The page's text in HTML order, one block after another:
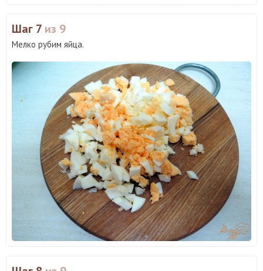
Шаг 7 из 9
Мелко рубим яйца.